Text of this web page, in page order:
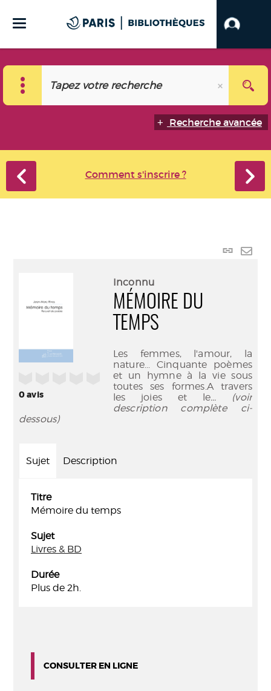
Recherche avancée
Comment s'inscrire ?
Lien
0avis
Inconnu
MÉMOIRE DU
TEMPS
Les femmes, l'amour, la
nature... Cinquante poèmes
et un hymne à la vie sous
toutes ses formes.A travers
les joies et le... (voir
description complète ci-
dessous)
Sujet Description
Titre
Mémoire du temps
Sujet
Livres & BD
Durée
Plus de 2h.
CONSULTER EN LIGNE